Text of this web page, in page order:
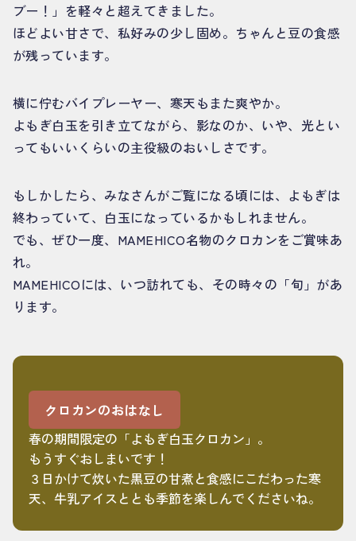
ブー！」を軽々と超えてきました。
ほどよい甘さで、私好みの少し固め。ちゃんと豆の食感
が残っています。
横に佇むバイプレーヤー、寒天もまた爽やか。
よもぎ白玉を引き立てながら、影なのか、いや、光とい
ってもいいくらいの主役級のおいしさです。
もしかしたら、みなさんがご覧になる頃には、よもぎは
終わっていて、白玉になっているかもしれません。
でも、ぜひ一度、MAMEHICO名物のクロカンをご賞味あ
れ。
MAMEHICOには、いつ訪れても、その時々の「旬」があ
ります。
クロカンのおはなし
春の期間限定の「よもぎ白玉クロカン」。
もうすぐおしまいです！
３日かけて炊いた黒豆の甘煮と食感にこだわった寒
天、牛乳アイスととも季節を楽しんでくださいね。